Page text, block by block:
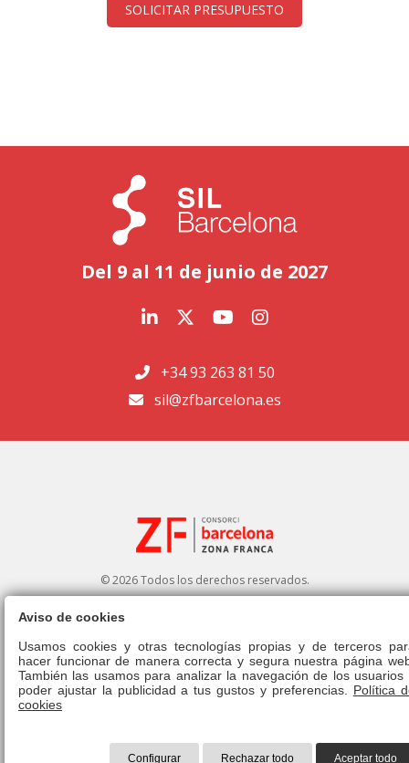
SOLICITAR PRESUPUESTO
Del 9 al 11 de junio de 2027
+34 93 263 81 50
sil@zfbarcelona.es
© 2026 Todos los derechos reservados.
Aviso legal|Política de privacidad|Política de cookies|Canal ético|
Derecho de admisión|Normativa
Aviso de cookies
Usamos cookies y otras tecnologías propias y de terceros
hacer funcionar de manera correcta y segura nuestra página
También las usamos para analizar la navegación de los usuarios
poder ajustar la publicidad a tus gustos y preferencias. Política
cookies
Configurar Rechazar todo Aceptar todo